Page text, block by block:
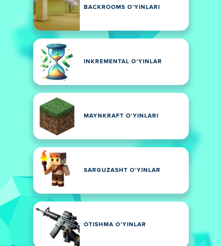
BACKROOMS OʻYINLARI
INKREMENTAL OʻYINLAR
MAYNKRAFT OʻYINLARI
SARGUZASHT OʻYINLAR
OTISHMA OʻYINLAR